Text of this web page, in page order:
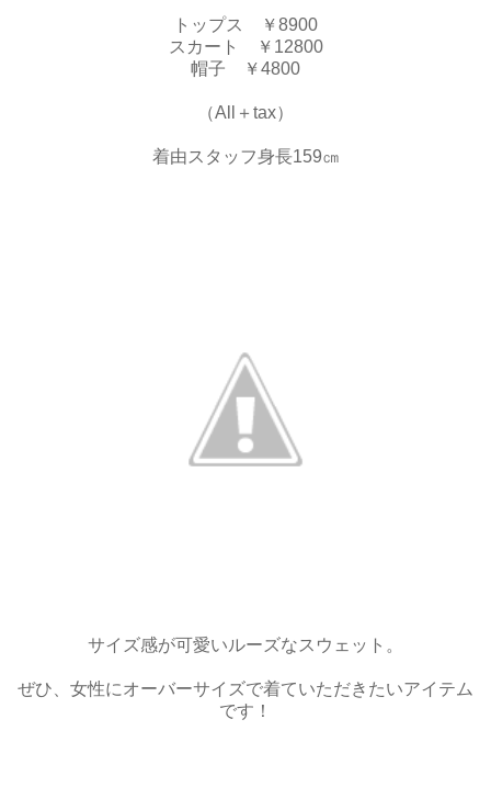
トップス ￥8900
スカート ￥12800
帽子 ￥4800
（All＋tax）
着由スタッフ身長159㎝
サイズ感が可愛いルーズなスウェット。
ぜひ、女性にオーバーサイズで着ていただきたいアイテム
です！